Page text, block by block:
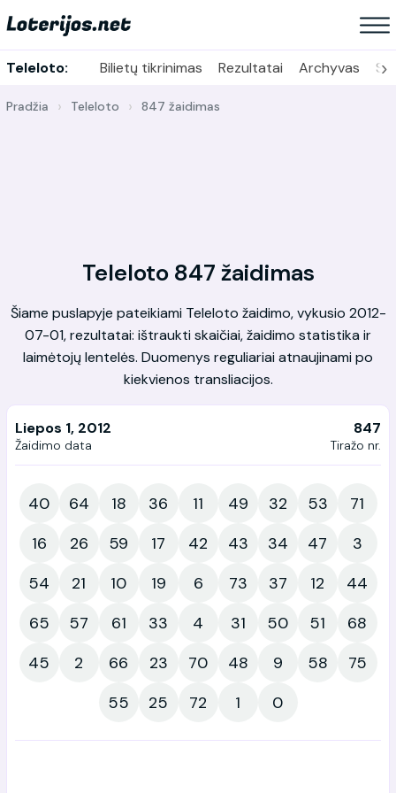
Teleloto: Bilietų tikrinimas Rezultatai Archyvas ›
Pradžia Teleloto 847 žaidimas
Teleloto 847 žaidimas
Šiame puslapyje pateikiami Teleloto žaidimo, vykusio 2012-
07-01, rezultatai: ištraukti skaičiai, žaidimo statistika ir
laimėtojų lentelės. Duomenys reguliariai atnaujinami po
kiekvienos transliacijos.
Liepos 1, 2012
Žaidimo data
847
Tiražo nr.
40 64 18 36 11 49 32 53
71
16
26 59 17 42 43 34 47
3
54
21 10 19 6 73 37 12
44
65
57 61 33 4 31 50 51
68
45
2 66 23 70 48 9 58
75
55
25 72 1 0